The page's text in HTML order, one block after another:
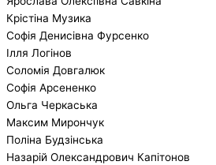
Крістіна Музика
Софія Денисівна Фурсенко
Ілля Логінов
Соломія Довгалюк
Софія Арсененко
Ольга Черкаська
Максим Мирончук
Поліна Будзінська
Назарій Олександрович Капітонов